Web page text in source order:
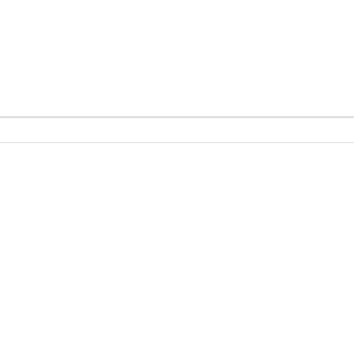
emplacement pratique pour les familles. La commune
atout majeur pour profiter des journées ensoleillées et
2 chambres, elle offre un agencement confortable pour
au RSAC de Bastia sous le numéro 751517020